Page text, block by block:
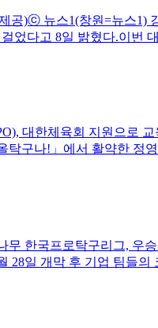
공)ⓒ 뉴스1(창원=뉴스1)
었다고 8일 밝혔다.이번
대한체육회 지원으로
탁구나!」에서 활약한 정
무 한국프로탁구리그, 우
28일 개막 후 기업 팀들의